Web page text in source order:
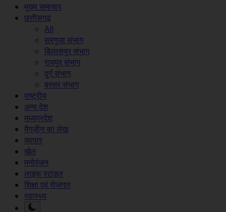
मुख्य समाचार
छत्तीसगढ़
All
सरगुजा संभाग
बिलासपुर संभाग
रायपुर संभाग
दुर्ग संभाग
बस्तर संभाग
राष्ट्रीय
अन्य देश
मध्यप्रदेश
मैगज़ीन का लेख
व्यापार
खेल
मनोरंजन
लाइफ स्टाइल
शिक्षा एवं रोजगार
स्वास्थ्य